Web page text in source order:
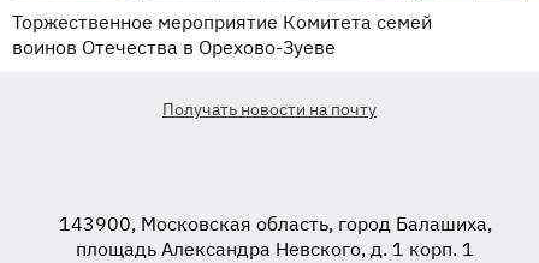
Торжественное мероприятие Комитета семей
воинов Отечества в Орехово-Зуеве
Получать новости на почту
143900, Московская область, город Балашиха,
площадь Александра Невского, д. 1 корп. 1